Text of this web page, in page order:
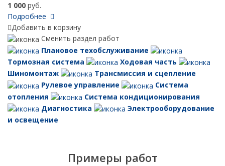
1 000 руб.
Подробнее
Добавить в корзину
Сменить раздел работ
Плановое техобслуживание
Тормозная система
Ходовая часть
Шиномонтаж
Трансмиссия и сцепление
Рулевое управление
Система
отопления
Система кондиционирования
Диагностика
Электрооборудование
и освещение
Примеры работ